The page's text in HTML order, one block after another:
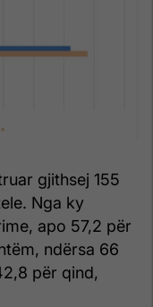
gjithsej 155
Nga ky
apo 57,2 për
ndërsa 66
për qind,